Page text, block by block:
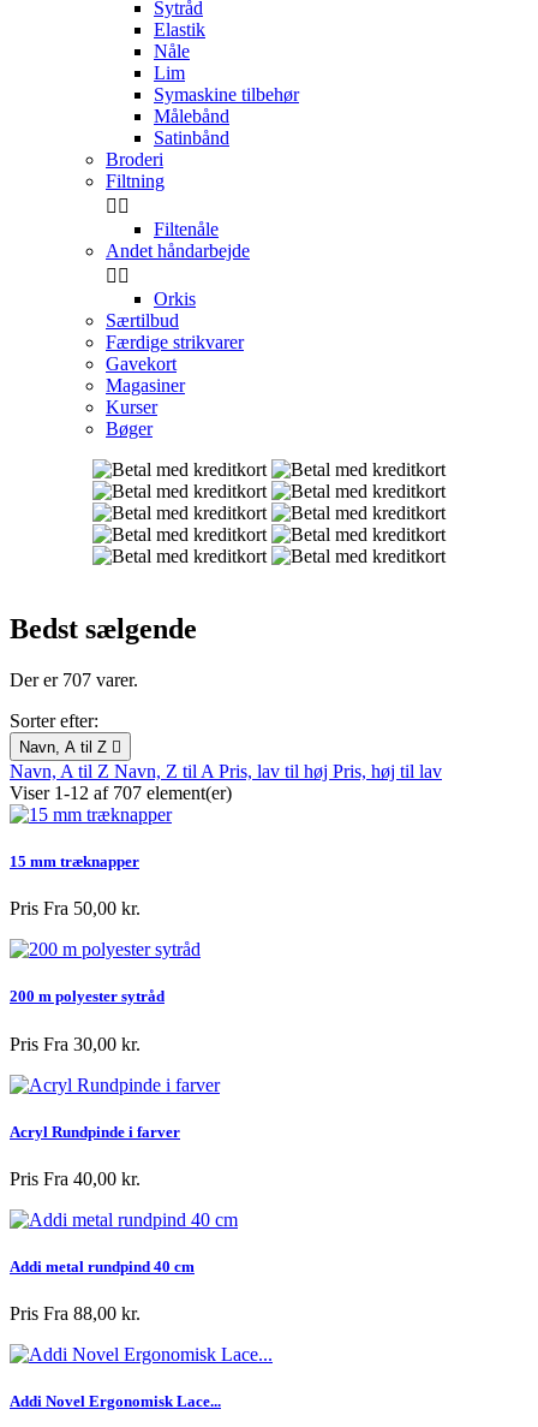
Sytråd
Elastik
Nåle
Lim
Symaskine tilbehør
Målebånd
Satinbånd
Broderi
Filtning
 
Filtenåle
Andet håndarbejde
 
Orkis
Særtilbud
Færdige strikvarer
Gavekort
Magasiner
Kurser
Bøger
Bedst sælgende
Der er 707 varer.
Sorter efter:
Navn, A til Z 
Navn, A til Z Navn, Z til A Pris, lav til høj Pris, høj til lav
Viser 1-12 af 707 element(er)
15 mm træknapper
Pris Fra 50,00 kr.
200 m polyester sytråd
Pris Fra 30,00 kr.
Acryl Rundpinde i farver
Pris Fra 40,00 kr.
Addi metal rundpind 40 cm
Pris Fra 88,00 kr.
Addi Novel Ergonomisk Lace...